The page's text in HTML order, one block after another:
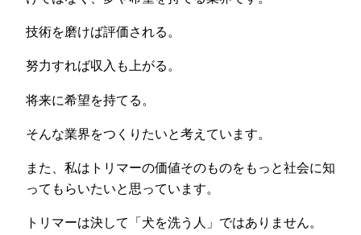
技術を磨けば評価される。
努力すれば収入も上がる。
将来に希望を持てる。
そんな業界をつくりたいと考えています。
また、私はトリマーの価値そのものをもっと社会に知
ってもらいたいと思っています。
トリマーは決して「犬を洗う人」ではありません。